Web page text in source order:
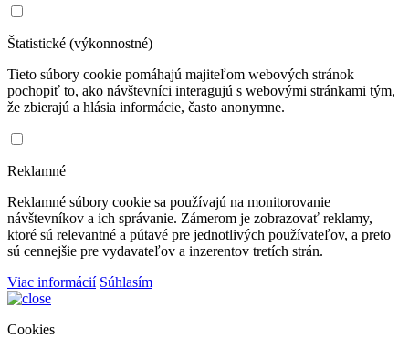
Štatistické (výkonnostné)
Tieto súbory cookie pomáhajú majiteľom webových stránok
pochopiť to, ako návštevníci interagujú s webovými stránkami tým,
že zbierajú a hlásia informácie, často anonymne.
Reklamné
Reklamné súbory cookie sa používajú na monitorovanie
návštevníkov a ich správanie. Zámerom je zobrazovať reklamy,
ktoré sú relevantné a pútavé pre jednotlivých používateľov, a preto
sú cennejšie pre vydavateľov a inzerentov tretích strán.
Viac informácií Súhlasím
Cookies